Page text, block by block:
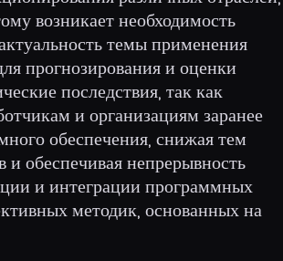
возникает необходимость
темы применения
прогнозирования и оценки
последствия, так как
и организациям заранее
обеспечения, снижая тем
и обеспечивая непрерывность
и интеграции программных
методик, основанных на